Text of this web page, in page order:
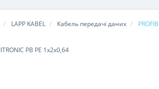
LAPP KABEL Кабель передачі даних